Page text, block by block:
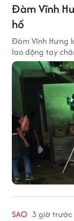
Đàm Vĩnh
hồ
Đàm Vĩnh Hưng
lao động tay
SAO 3 giờ trước